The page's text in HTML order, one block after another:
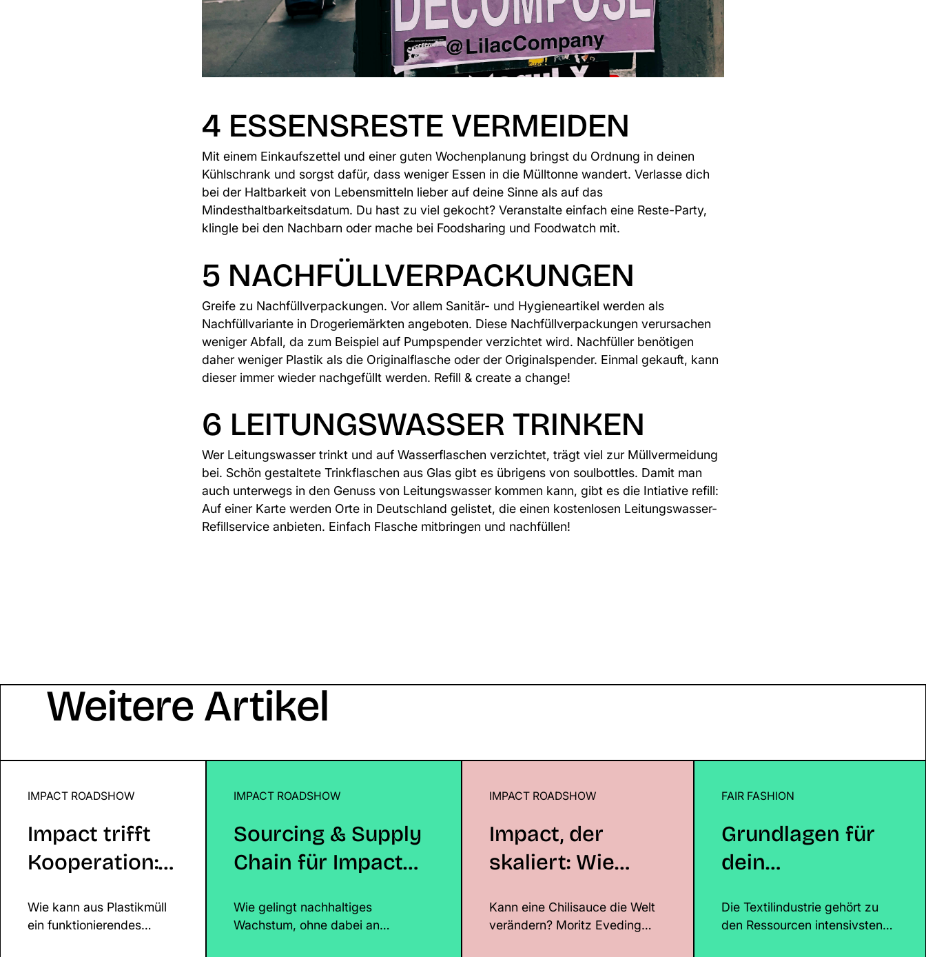
4 ESSENSRESTE VERMEIDEN
Mit einem Einkaufszettel und einer guten Wochenplanung bringst du Ordnung in deinen
Kühlschrank und sorgst dafür, dass weniger Essen in die Mülltonne wandert. Verlasse dich
bei der Haltbarkeit von Lebensmitteln lieber auf deine Sinne als auf das
Mindesthaltbarkeitsdatum. Du hast zu viel gekocht? Veranstalte einfach eine Reste-Party,
klingle bei den Nachbarn oder mache bei Foodsharing und Foodwatch mit.
5 NACHFÜLLVERPACKUNGEN
Greife zu Nachfüllverpackungen. Vor allem Sanitär- und Hygieneartikel werden als
Nachfüllvariante in Drogeriemärkten angeboten. Diese Nachfüllverpackungen verursachen
weniger Abfall, da zum Beispiel auf Pumpspender verzichtet wird. Nachfüller benötigen
daher weniger Plastik als die Originalflasche oder der Originalspender. Einmal gekauft, kann
dieser immer wieder nachgefüllt werden. Refill & create a change!
6 LEITUNGSWASSER TRINKEN
Wer Leitungswasser trinkt und auf Wasserflaschen verzichtet, trägt viel zur Müllvermeidung
bei. Schön gestaltete Trinkflaschen aus Glas gibt es übrigens von soulbottles. Damit man
auch unterwegs in den Genuss von Leitungswasser kommen kann, gibt es die Intiative refill:
Auf einer Karte werden Orte in Deutschland gelistet, die einen kostenlosen Leitungswasser-
Refillservice anbieten. Einfach Flasche mitbringen und nachfüllen!
Weitere Artikel
IMPACT ROADSHOW
Impact trifft
Kooperation:
bei
Wie kann aus Plastikmüll
ein funktionierendes
Impact trifft Kooperation:
IMPACT ROADSHOW
Sourcing & Supply
Chain für Impact
Wie gelingt nachhaltiges
Wachstum, ohne dabei an
Sourcing & Supply Chain für Impact Brands IMPACT ROADSHOW
Impact, der
skaliert: Wie
Unternehmertum
Kann eine Chilisauce die Welt
verändern? Moritz Eveding
Impact, der skaliert: Wie SOCHILI
denkt
FAIR FASHION
Grundlagen für
dein
Textil Startup
Die Textilindustrie gehört zu
den Ressourcen intensivsten
Grundlagen für dein nachhaltiges